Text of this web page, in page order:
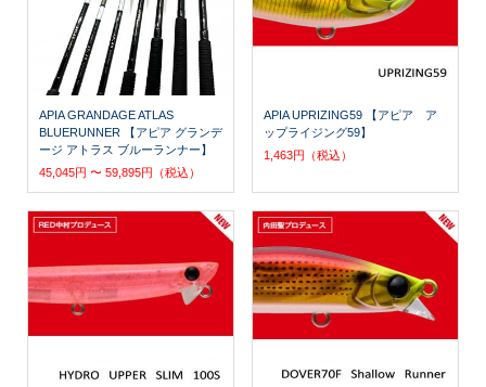
APIA GRANDAGE ATLAS
BLUERUNNER 【アピア グランデ
ージ アトラス ブルーランナー】
45,045円 〜 59,895円（税込）
APIA UPRIZING59 【アピア ア
ップライジング59】
1,463円（税込）